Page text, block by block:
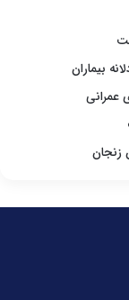
بیماران
عمرانی
زنجان